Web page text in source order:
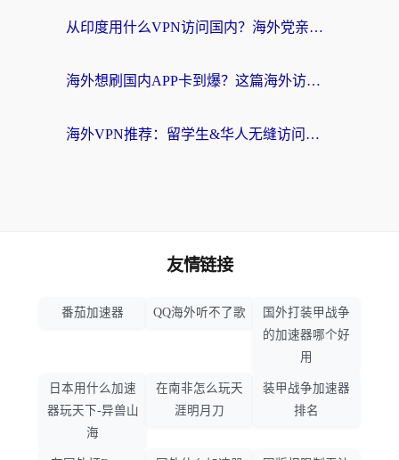
从印度用什么VPN访问国内？海外党亲测的无缝回国上网指南
海外想刷国内APP卡到爆？这篇海外访问国内服务器加速指南帮你解决所有问题
海外VPN推荐：留学生&华人无缝访问国内资源的避坑指南
友情链接
番茄加速器 QQ海外听不了歌
国外打装甲战争
的加速器哪个好
用
日本用什么加速
器玩天下-异兽山
海
在南非怎么玩天
涯明月刀
装甲战争加速器
排名